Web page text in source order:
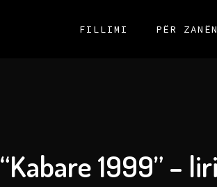
FILLIMI PËR ZANËN
“Kabare 1999” –